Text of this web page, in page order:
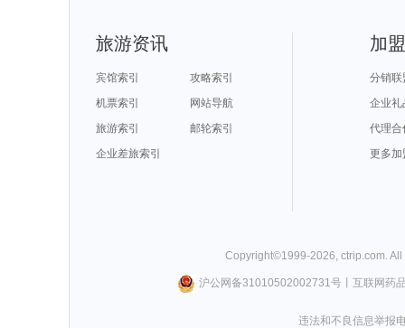
旅游资讯
宾馆索引
攻略索引
机票索引
网站导航
旅游索引
邮轮索引
企业差旅索引
加
分销联
企业礼
代理合
更多加
Copyright©1999-2026 ctrip.com .
沪公网备31010502002731号丨 互联网药
违法和不良信息举报